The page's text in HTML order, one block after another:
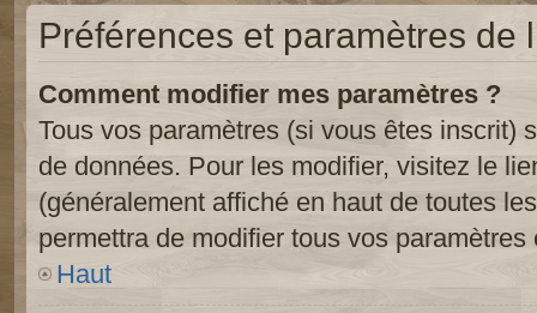
Préférences et paramètres de
Comment modifier mes paramètres ?
Tous vos paramètres (si vous êtes inscrit)
de données. Pour les modifier, visitez le
(généralement affiché en haut de toutes
permettra de modifier tous vos paramètres
Haut